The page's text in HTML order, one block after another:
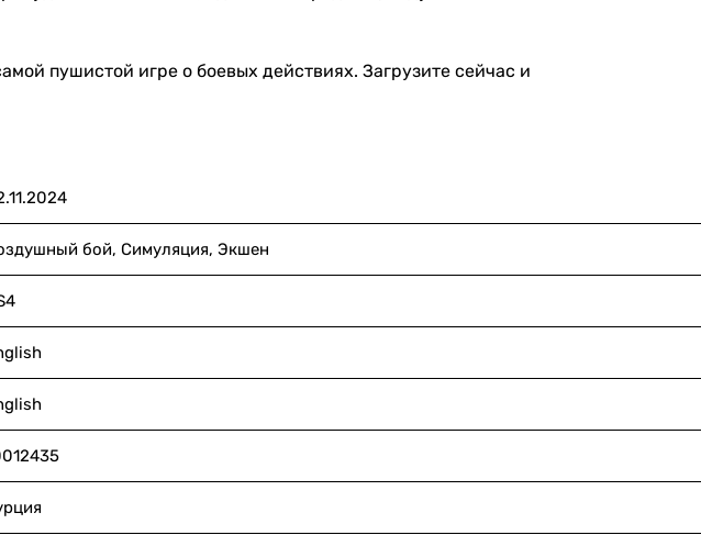
пушистой игре о боевых действиях. Загрузите сейчас и
бой, Симуляция, Экшен